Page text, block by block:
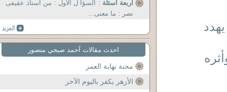
اربعة أسئلة : السؤا ل الأول : من أستاذ عفيفى
نصر : ما معنى...
احدث مقالات آحمد صبحي منصور
محنة نهاية العمر
الأزهر يكفر باليوم الآخر